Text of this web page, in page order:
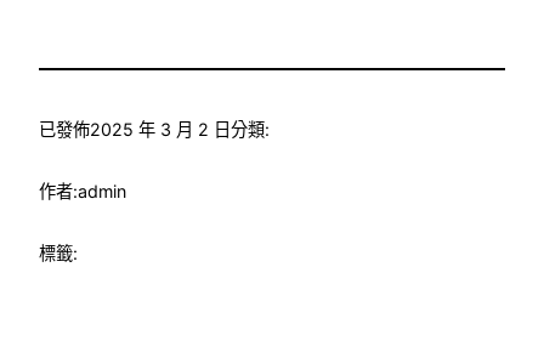
已發佈2025 年 3 月 2 日分類:
作者:admin
標籤: